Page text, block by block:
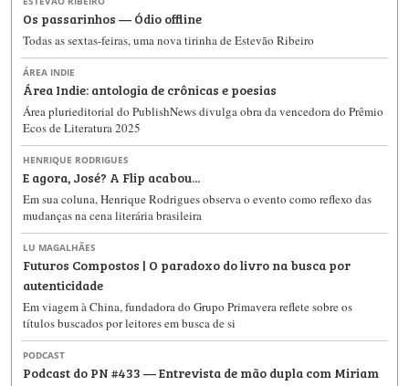
Os passarinhos — Ódio offline
Todas as sextas-feiras, uma nova tirinha de Estevão Ribeiro
ÁREA INDIE
Área Indie: antologia de crônicas e poesias
Área plurieditorial do PublishNews divulga obra da vencedora do Prêmio
Ecos de Literatura 2025
HENRIQUE RODRIGUES
E agora, José? A Flip acabou...
Em sua coluna, Henrique Rodrigues observa o evento como reflexo das
mudanças na cena literária brasileira
LU MAGALHÃES
Futuros Compostos | O paradoxo do livro na busca por
autenticidade
Em viagem à China, fundadora do Grupo Primavera reflete sobre os
títulos buscados por leitores em busca de si
PODCAST
Podcast do PN #433 — Entrevista de mão dupla com Miriam